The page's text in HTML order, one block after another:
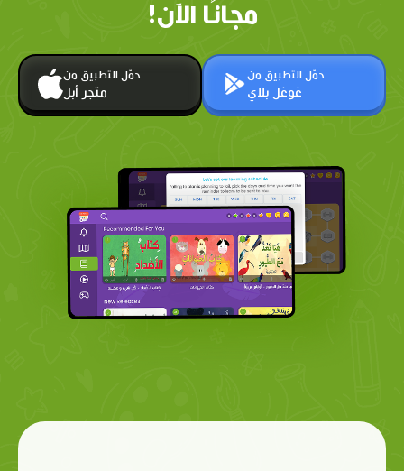
مجانًا الآن!
حمّل التطبيق من
متجر أبل
حمّل التطبيق من
غوغل بلاي